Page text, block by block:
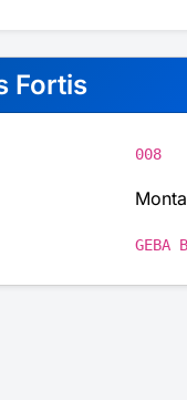
Fortis
008
GEBA